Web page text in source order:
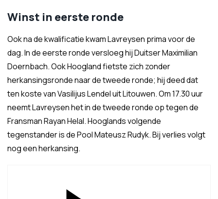
Winst in eerste ronde
Ook na de kwalificatie kwam Lavreysen prima voor de
dag. In de eerste ronde versloeg hij Duitser Maximilian
Doernbach. Ook Hoogland fietste zich zonder
herkansingsronde naar de tweede ronde; hij deed dat
ten koste van Vasilijus Lendel uit Litouwen. Om 17.30 uur
neemt Lavreysen het in de tweede ronde op tegen de
Fransman Rayan Helal. Hooglands volgende
tegenstander is de Pool Mateusz Rudyk. Bij verlies volgt
nog een herkansing.